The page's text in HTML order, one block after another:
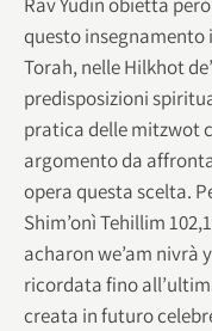
questo insegnamento
Torah, nelle Hilkhot
predisposizioni
pratica delle mitzwot
argomento da
opera questa scelta.
Shim’onì Tehillim
acharon we’am nivrà
ricordata fino
creata in futuro